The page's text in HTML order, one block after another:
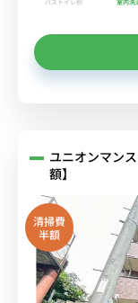
ユニオンマン
額】
清掃費
半額